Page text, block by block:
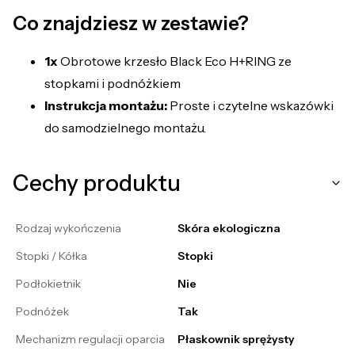
Co znajdziesz w zestawie?
1x Obrotowe krzesło Black Eco H+RING ze
stopkami i podnóżkiem
Instrukcja montażu: Proste i czytelne wskazówki
do samodzielnego montażu.
Cechy produktu
Rodzaj wykończenia
Skóra ekologiczna
Stopki / Kółka
Stopki
Podłokietnik
Nie
Podnóżek
Tak
Mechanizm regulacji oparcia
Płaskownik sprężysty